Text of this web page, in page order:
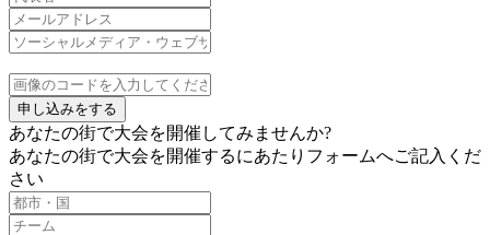
申し込みをする
あなたの街で大会を開催してみませんか?
あなたの街で大会を開催するにあたりフォームへご記入くだ
さい